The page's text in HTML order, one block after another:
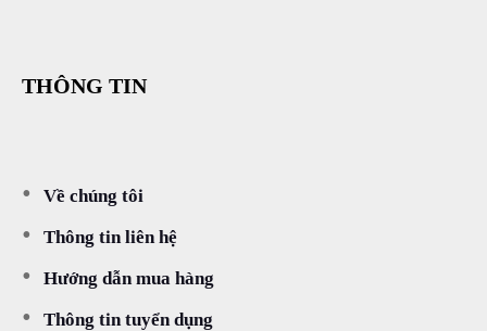
THÔNG TIN
Về chúng tôi
Thông tin liên hệ
Hướng dẫn mua hàng
Thông tin tuyển dụng